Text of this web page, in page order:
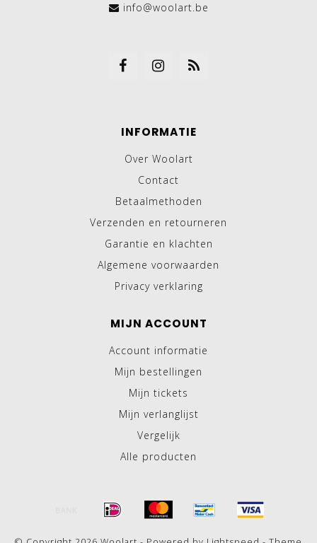
info@woolart.be
INFORMATIE
Over Woolart
Contact
Betaalmethoden
Verzenden en retourneren
Garantie en klachten
Algemene voorwaarden
Privacy verklaring
MIJN ACCOUNT
Account informatie
Mijn bestellingen
Mijn tickets
Mijn verlanglijst
Vergelijk
Alle producten